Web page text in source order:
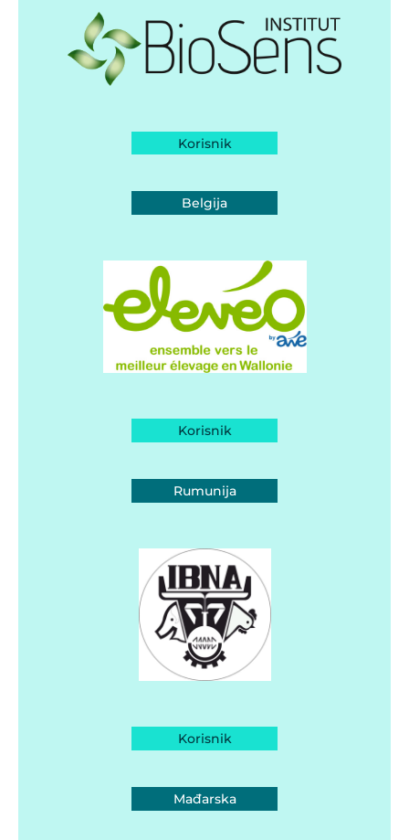
Korisnik
Belgija
Korisnik
Rumunija
Korisnik
Mađarska